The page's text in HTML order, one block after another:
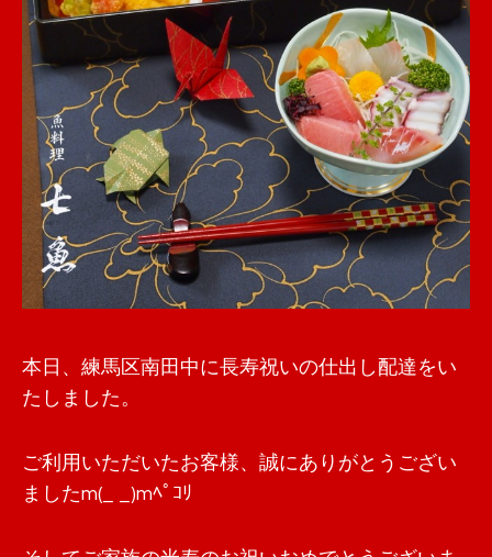
本日、練馬区南田中に長寿祝いの仕出し配達をい
たしました。
ご利用いただいたお客様、誠にありがとうござい
ましたm(_ _)mﾍﾟｺﾘ